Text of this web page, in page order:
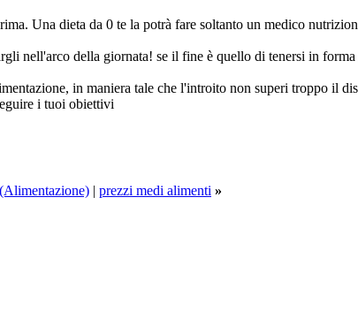
Una dieta da 0 te la potrà fare soltanto un medico
nell'arco della giornata! se il fine è quello di tenersi in
in maniera tale che l'introito non superi troppo il
i tuoi obiettivi
| prezzi medi alimenti »